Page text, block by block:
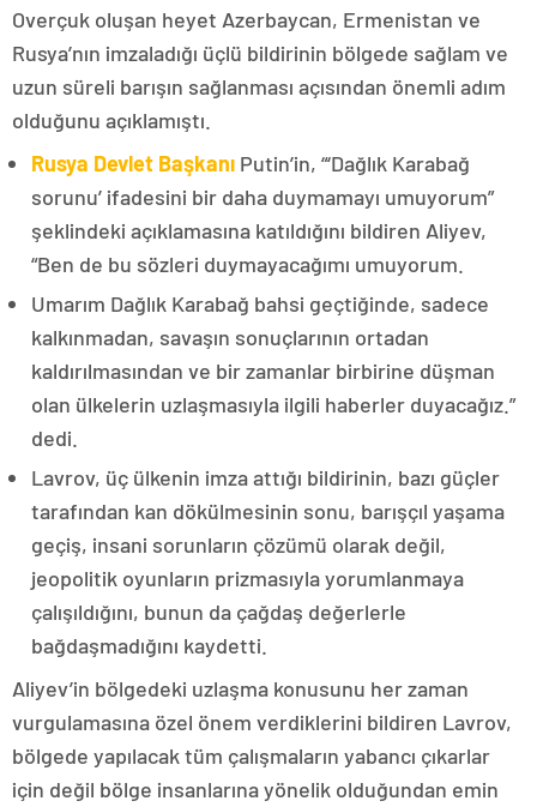
Overçuk oluşan heyet Azerbaycan, Ermenistan ve
Rusya’nın imzaladığı üçlü bildirinin bölgede sağlam ve
uzun süreli barışın sağlanması açısından önemli adım
olduğunu açıklamıştı.
Rusya Devlet Başkanı Putin’in, “‘Dağlık Karabağ
sorunu’ ifadesini bir daha duymamayı umuyorum”
şeklindeki açıklamasına katıldığını bildiren Aliyev,
“Ben de bu sözleri duymayacağımı umuyorum.
Umarım Dağlık Karabağ bahsi geçtiğinde, sadece
kalkınmadan, savaşın sonuçlarının ortadan
kaldırılmasından ve bir zamanlar birbirine düşman
olan ülkelerin uzlaşmasıyla ilgili haberler duyacağız.”
dedi.
Lavrov, üç ülkenin imza attığı bildirinin, bazı güçler
tarafından kan dökülmesinin sonu, barışçıl yaşama
geçiş, insani sorunların çözümü olarak değil,
jeopolitik oyunların prizmasıyla yorumlanmaya
çalışıldığını, bunun da çağdaş değerlerle
bağdaşmadığını kaydetti.
Aliyev’in bölgedeki uzlaşma konusunu her zaman
vurgulamasına özel önem verdiklerini bildiren Lavrov,
bölgede yapılacak tüm çalışmaların yabancı çıkarlar
için değil bölge insanlarına yönelik olduğundan emin